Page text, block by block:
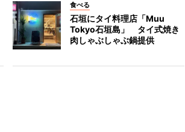
食べる
石垣にタイ料理店「Muu
Tokyo石垣島」 タイ式焼き
肉しゃぶしゃぶ鍋提供